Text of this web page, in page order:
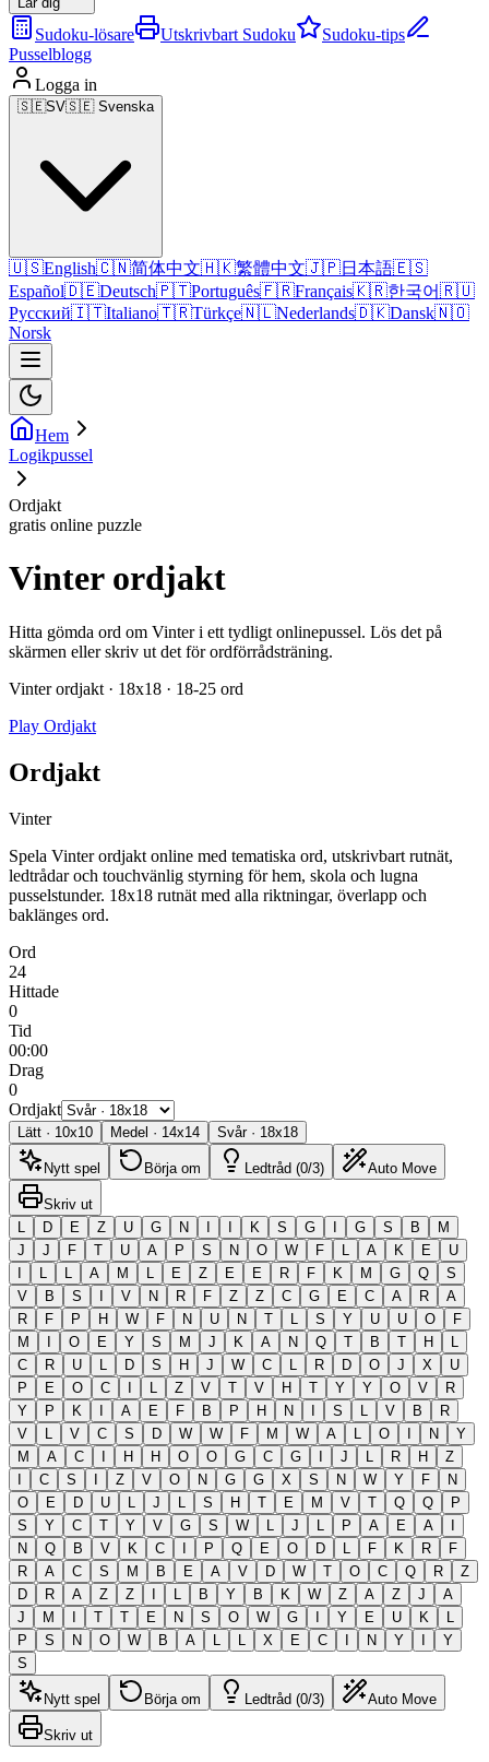
Sudoku-lösare Utskrivbart Sudoku
Sudoku-tips
Pusselblogg
Logga in
🇸🇪SV🇸🇪 Svenska
🇺🇸English🇨🇳简体中文🇭🇰繁體中文🇯🇵日本語🇪🇸
Español🇩🇪Deutsch🇵🇹Português🇫🇷Français🇰🇷한국어🇷🇺
Русский🇮🇹Italiano🇹🇷Türkçe🇳🇱Nederlands🇩🇰Dansk🇳🇴
Norsk
Hem
Logikpussel
Ordjakt
gratis online puzzle
Vinter ordjakt
Hitta gömda ord om Vinter i ett tydligt onlinepussel. Lös det på
skärmen eller skriv ut det för ordförrådsträning.
Vinter ordjakt · 18x18 · 18-25 ord
Play Ordjakt
Ordjakt
Vinter
Spela Vinter ordjakt online med tematiska ord, utskrivbart rutnät,
ledtrådar och touchvänlig styrning för hem, skola och lugna
pusselstunder. 18x18 rutnät med alla riktningar, överlapp och
baklänges ord.
Ord
24
Hittade
0
Tid
00:00
Drag
0
Ordjakt
Lätt · 10x10 Medel · 14x14 Svår· 18x18
Nytt spel Börja om Ledtråd (0/3) Auto Move
Skriv ut
L
D E Z U G N I I K S G I G S B
M
J
J F T U A P S N O W F L A K E
U
I
L L A M L E Z E E R F K M G Q
S
V
B S I V N R F Z Z C G E C A R
A
R
F P H W F N U N T L S Y U U O
F
M
I O E Y S M J K A N Q T B T H
L
C
R U L D S H J W C L R D O J X
U
P
E O C I L Z V T V H T Y Y O V
R
Y
P K I A E F B P H N I S L V B
R
V
L V C S D W W F M W A L O I N
Y
M
A C I H H O O G C G I J L R H
Z
I
C S I Z V O N G G X S N W Y F
N
O
E D U L J L S H T E M V T Q Q
P
S
Y C T Y V G S W L J L P A E A
I
N
Q B V K C I P Q E O D L F K R
F
R
A C S M B E A V D W T O C Q R
Z
D
R A Z Z I L B Y B K W Z A Z J
A
J
M I T T E N S O W G I Y E U K
L
P
S N O W B A L L X E C I N Y I
Y
S
Nytt spel Börja om Ledtråd (0/3) Auto Move
Skriv ut